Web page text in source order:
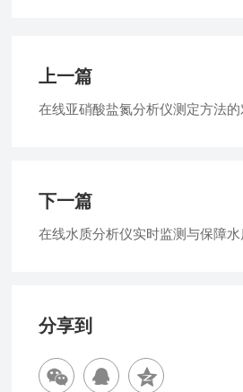
上一篇
在线亚硝酸盐氮分析仪测定方法
下一篇
在线水质分析仪实时监测与保障水
分享到